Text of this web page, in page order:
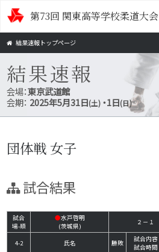
第73回 関東高等学校柔道大会
結果速報トップページ
結果速報
会場：東京武道館
会期： 2025年5月31日(土) ・1日(日)
団体戦 女子
試合結果
試合
場-順
●水戸啓明
(茨城県)
２－１
4-2
氏名 勝敗
試合内容
試合時間